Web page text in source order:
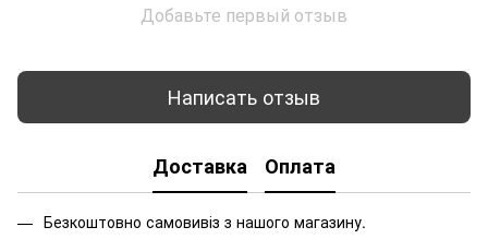
Добавьте первый отзыв
Написать отзыв
Доставка Оплата
Безкоштовно самовивіз з нашого магазину.